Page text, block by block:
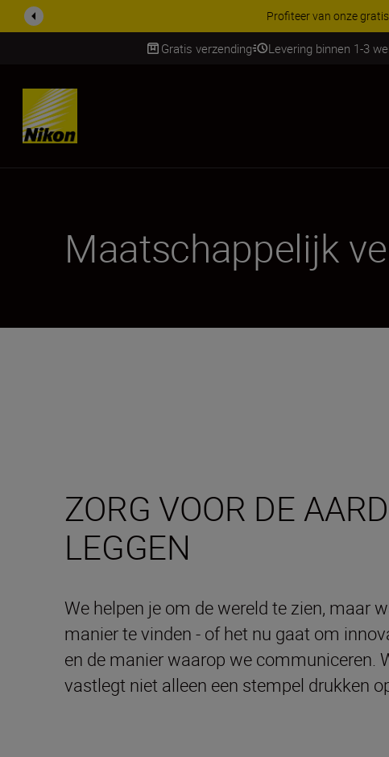
Profiteer van onze
Gratis verzending Levering binnen 1-3
Skip
Maatschappelijk
ZORG VOOR DE
LEGGEN
We helpen je om de wereld te zien, maar
manier te vinden - of het nu gaat om
en de manier waarop we communiceren.
vastlegt niet alleen een stempel drukken